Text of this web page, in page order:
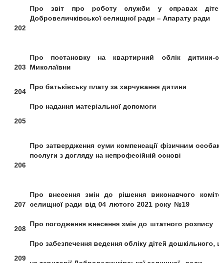
202
Про звіт про роботу служби у справах
Добровеличківської селищної ради – Апарату ради
203
Про постановку на квартирний облік
Миколаївни
204
Про батьківську плату за харчування дитини
205
Про надання матеріальної допомоги
206
Про затвердження суми компенсації фізичним
послуги з догляду на непрофесійній основі
207
Про внесення змін до рішення виконавчого
селищної ради від 04 лютого 2021 року №19
208
Про погодження внесення змін до штатного розпису
209
Про забезпечення ведення обліку дітей дошкільного,